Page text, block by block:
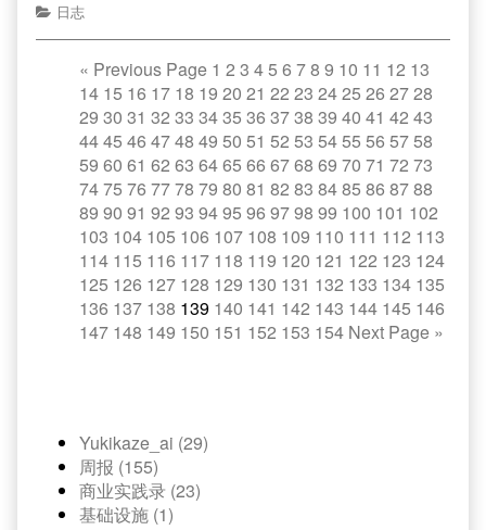
日志
« Previous Page 1 2 3 45 6 78 9 10 11 12 13
14 15 16 17 18 19 20 21 22 23 2425 26 2728
29 30 31 32 33 3435 36 3738 39 40 41 42 43
4445 46 4748 49 50 51 52 53 5455 56 5758
59 60 61 62 63 6465 66 6768 69 70 71 72 73
7475 76 7778 79 80 81 82 83 8485 86 8788
89 90 91 92 93 9495 96 9798 99 100 101 102
103 104 105 106 107 108 109 110 111 112 113
114 115 116 117 118 119 120 121 122 123 124
125 126 127 128 129 130 131 132 133 134 135
136 137 138 139 140 141 142 143 144 145 146
147 148 149 150 151 152 153 154 Next Page »
Yukikaze_ai (29)
周报 (155)
商业实践录 (23)
基础设施 (1)